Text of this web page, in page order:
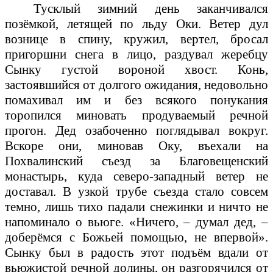
Тусклый зимний день заканчивался
позёмкой, летящей по льду Оки. Ветер дул
вознице в спину, кружил, вертел, бросал
пригоршни снега в лицо, раздувал жеребцу
Сынку густой вороной хвост. Конь,
застоявшийся от долгого ожидания, недовольно
помахивал им и без всякого понукания
торопился миновать продуваемый речной
прогон. Дед озабоченно поглядывал вокруг.
Вскоре они, миновав Оку, въехали на
Похвалинский съезд за Благовещенский
монастырь, куда северо-западный ветер не
доставал. В узкой трубе съезда стало совсем
темно, лишь тихо падали снежинки и ничто не
напоминало о вьюге. «Ничего, – думал дед, –
доберёмся с Божьей помощью, не впервой».
Сынку был в радость этот подъём вдали от
вьюжистой речной долины, он разгорячился от